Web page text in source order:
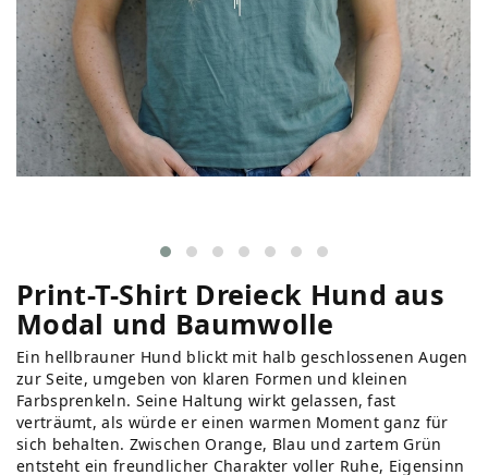
Print-T-Shirt Dreieck Hund aus
Modal und Baumwolle
Ein hellbrauner Hund blickt mit halb geschlossenen Augen
zur Seite, umgeben von klaren Formen und kleinen
Farbsprenkeln. Seine Haltung wirkt gelassen, fast
verträumt, als würde er einen warmen Moment ganz für
sich behalten. Zwischen Orange, Blau und zartem Grün
entsteht ein freundlicher Charakter voller Ruhe, Eigensinn